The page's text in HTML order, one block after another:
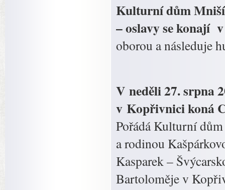
Kulturní dům Mniší
– oslavy se konají
oborou a následuje
V neděli 27. srpna
v Kopřivnici koná
Pořádá Kulturní
a rodinou
Kasparek –
Bartoloměje v